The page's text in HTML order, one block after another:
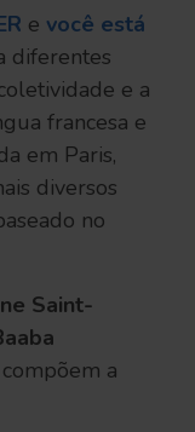
e você está
diferentes
e a
francesa e
em Paris,
diversos
no
Saint-
a